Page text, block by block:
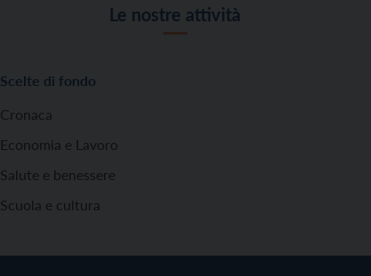
Le nostre attività
Scelte di fondo
Cronaca
Economia e Lavoro
Salute e benessere
Scuola e cultura